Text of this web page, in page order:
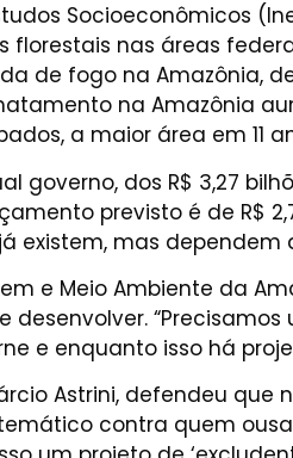
Socioeconômicos
nas áreas
de fogo na Amazônia,
na Amazônia
a maior área em 11
governo, dos R$ 3,27
previsto é de R$
existem, mas
e Meio Ambiente da
e enquanto isso há
Astrini, defendeu
contra quem